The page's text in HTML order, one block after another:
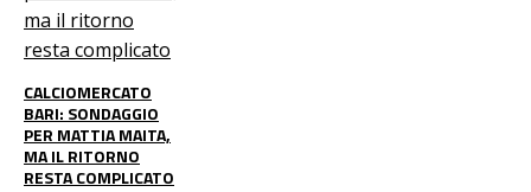
CALCIOMERCATO
BARI: SONDAGGIO
PER MATTIA MAITA,
MA IL RITORNO
RESTA COMPLICATO